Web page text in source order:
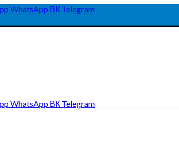
WhatsApp ВК Telegram
WhatsApp ВК Telegram